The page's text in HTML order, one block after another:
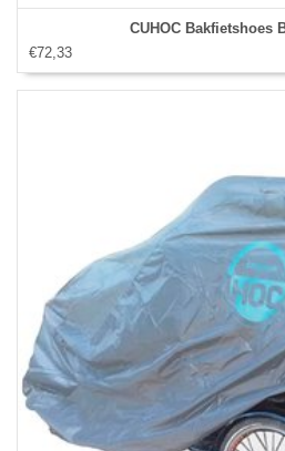
CUHOC Bakfietshoes
€72,33